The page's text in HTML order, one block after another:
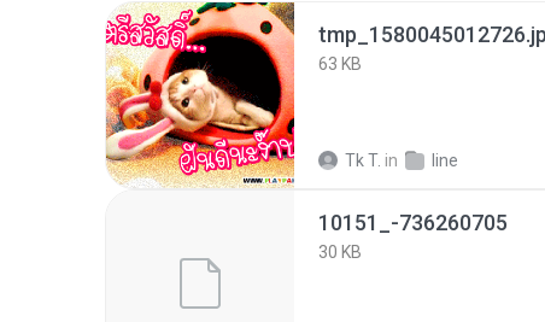
63 KB
Tk T. in line
10151_-736260705
30 KB